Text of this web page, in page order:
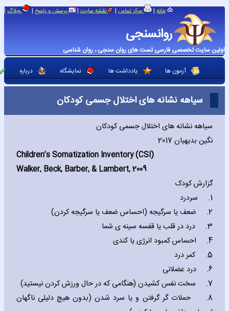
روانسنجی
اولین سایت تخصصی فارسی تست های روان سنجی ، روان شناسی
خانه | مرکز تماس | نقشه سایت | پرسش و پاسخ | وبلاگ |
آزمون ها یادداشت ها نمایشگاه درباره
سیاهه نشانه های اختلال جسمی کودکان
سیاهه نشانه های اختلال جسمی کودکان
نگین بدیهیان 2017
Children’s Somatization Inventory (CSI)
Walker‚ Beck‚ Barber‚ & Lambert‚ 2009
گزارش کودک
1.
سردرد
2.
ضعف یا سرگیجه (احساس ضعف یا سرگیجه کردن)
3.
درد در قلب یا قفسه سینه ی شما
4.
احساس کمبود انرژی یا کندی
5.
کمر درد
6.
درد عضلانی
7.
سخت نفس کشیدن (هنگامی که در حال ورزش کردن نیستید)
8.
حملات گر گرفتن و یا سرد شدن (بدون هیچ دلیلی ناگهان